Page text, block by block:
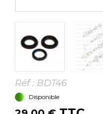
Réf : BDT46
Disponible